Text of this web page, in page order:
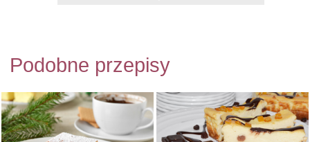
Podobne przepisy